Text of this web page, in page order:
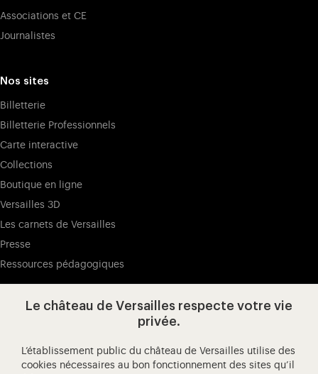
Associations et CE
Journalistes
Nos sites
Billetterie
Billetterie Professionnels
Carte interactive
Collections
Boutique en ligne
Versailles 3D
Les carnets de Versailles
Presse
Ressources pédagogiques
Visitez notre Facebook (ouverture
Visitez notre X (ouverture dans un
Visitez notre Instagram
Visitez notre YouTube
Le château de Versailles respecte votre vie
privée.
L’établissement public du château de Versailles utilise des
cookies nécessaires au bon fonctionnement des sites qu’il